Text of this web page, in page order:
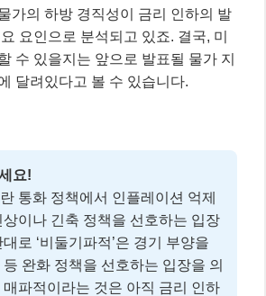
가의 하방 경직성이 금리 인하의 발
요인으로 분석되고 있죠. 결국, 미
수 있을지는 앞으로 발표될 물가 지
달려있다고 볼 수 있습니다.
요!
통화 정책에서 인플레이션 억제
이나 긴축 정책을 선호하는 입장
로 ‘비둘기파적’은 경기 부양을
완화 정책을 선호하는 입장을 의
파적이라는 것은 아직 금리 인하